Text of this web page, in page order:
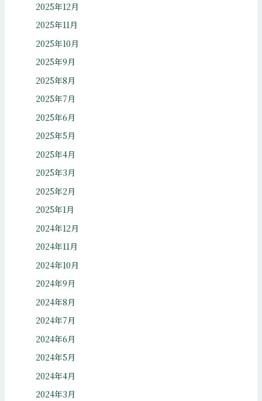
2025年12月
2025年11月
2025年10月
2025年9月
2025年8月
2025年7月
2025年6月
2025年5月
2025年4月
2025年3月
2025年2月
2025年1月
2024年12月
2024年11月
2024年10月
2024年9月
2024年8月
2024年7月
2024年6月
2024年5月
2024年4月
2024年3月